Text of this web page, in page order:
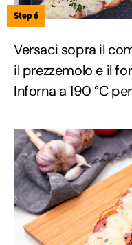
Step 6
Versaci sopra il
il prezzemolo e il
Inforna a 190 °C